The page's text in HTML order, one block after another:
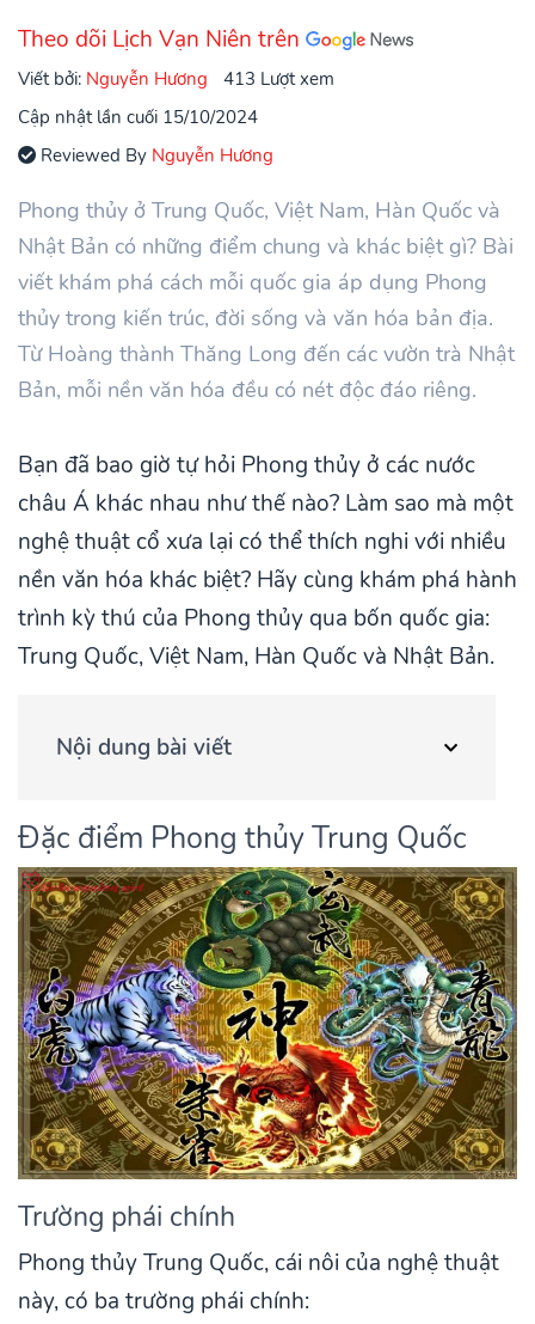
Theo dõi Lịch Vạn Niên trên
Viết bởi: Nguyễn Hương
413 Lượt xem
Cập nhật lần cuối 15/10/2024
Reviewed By Nguyễn Hương
Phong thủy ở Trung Quốc, Việt Nam, Hàn Quốc và
Nhật Bản có những điểm chung và khác biệt gì? Bài
viết khám phá cách mỗi quốc gia áp dụng Phong
thủy trong kiến trúc, đời sống và văn hóa bản địa.
Từ Hoàng thành Thăng Long đến các vườn trà Nhật
Bản, mỗi nền văn hóa đều có nét độc đáo riêng.
Bạn đã bao giờ tự hỏi Phong thủy ở các nước
châu Á khác nhau như thế nào? Làm sao mà một
nghệ thuật cổ xưa lại có thể thích nghi với nhiều
nền văn hóa khác biệt? Hãy cùng khám phá hành
trình kỳ thú của Phong thủy qua bốn quốc gia:
Trung Quốc, Việt Nam, Hàn Quốc và Nhật Bản.
Nội dung bài viết
Đặc điểm Phong thủy Trung Quốc
Trường phái chính
Phong thủy Trung Quốc, cái nôi của nghệ thuật
này, có ba trường phái chính: